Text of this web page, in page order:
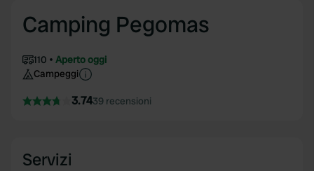
Camping Pegomas
110
Aperto oggi
Campeggi
3.7439 recensioni
Servizi